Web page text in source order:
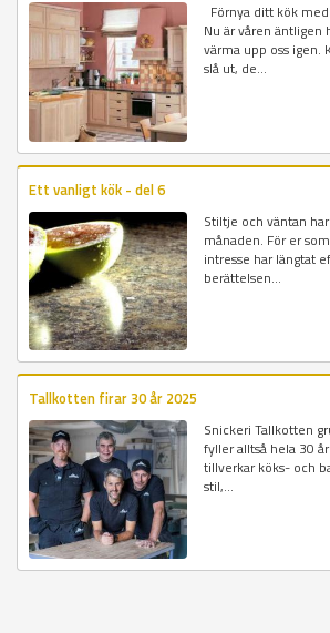
Förnya ditt kök
Nu är våren äntligen
värma upp oss igen.
slå ut, de...
Ett vanligt kök - del 6
Stiltje och väntan
månaden. För er
intresse har längtat
berättelsen...
Tallkotten firar 30 år 2025
Snickeri Tallkotten
fyller alltså hela 30
tillverkar köks- och
stil,...